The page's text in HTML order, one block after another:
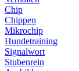
Chip
Chippen
Mikrochip
Hundetraining
Signalwort
Stubenrein